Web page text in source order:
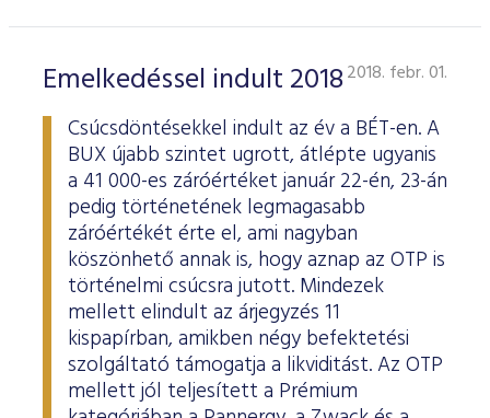
Emelkedéssel indult 20182018. febr. 01.
Csúcsdöntésekkel indult az év a BÉT-en. A
BUX újabb szintet ugrott, átlépte ugyanis
a 41 000-es záróértéket január 22-én, 23-án
pedig történetének legmagasabb
záróértékét érte el, ami nagyban
köszönhető annak is, hogy aznap az OTP is
történelmi csúcsra jutott. Mindezek
mellett elindult az árjegyzés 11
kispapírban, amikben négy befektetési
szolgáltató támogatja a likviditást. Az OTP
mellett jól teljesített a Prémium